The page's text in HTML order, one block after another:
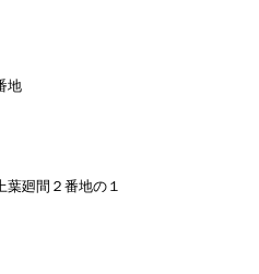
地
葉廻間２番地の１